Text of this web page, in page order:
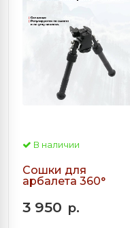
В наличии
Сошки для
арбалета 360°
3 950 р.